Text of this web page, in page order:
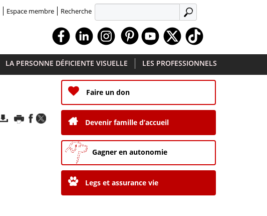
Espace membre Recherche APPLIQUER
FacebookLinkedin Instagram Youtube
LA PERSONNE DÉFICIENTE VISUELLE LES PROFESSIONNELS
Faire un don
Devenir famille d’accueil
Gagner en autonomie
Legs et assurance vie